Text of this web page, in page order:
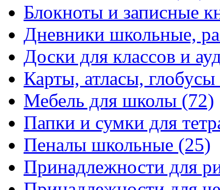
Блокноты и записные
Дневники школьные,
Доски для классов и
Карты, атласы, глобусы
Мебель для школы (72)
Папки и сумки для
Пеналы школьные (25)
Принадлежности для